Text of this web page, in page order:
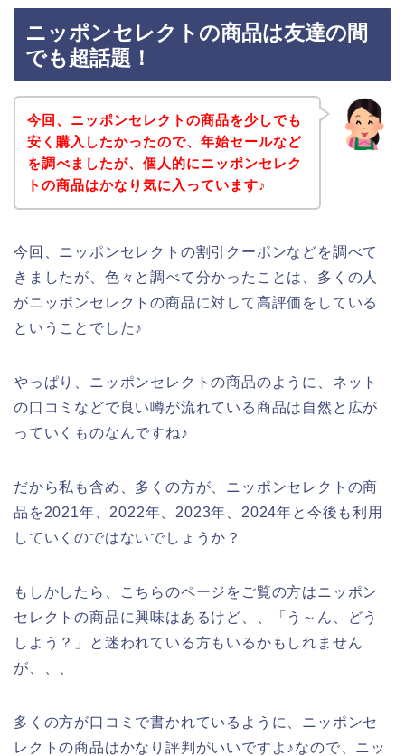
ニッポンセレクトの商品は友達の間
でも超話題！
今回、ニッポンセレクトの商品を少しでも
安く購入したかったので、年始セールなど
を調べましたが、個人的にニッポンセレク
トの商品はかなり気に入っています♪
今回、ニッポンセレクトの割引クーポンなどを調べて
きましたが、色々と調べて分かったことは、多くの人
がニッポンセレクトの商品に対して高評価をしている
ということでした♪
やっぱり、ニッポンセレクトの商品のように、ネット
の口コミなどで良い噂が流れている商品は自然と広が
っていくものなんですね♪
だから私も含め、多くの方が、ニッポンセレクトの商
品を2021年、2022年、2023年、2024年と今後も利用
していくのではないでしょうか？
もしかしたら、こちらのページをご覧の方はニッポン
セレクトの商品に興味はあるけど、、「う～ん、どう
しよう？」と迷われている方もいるかもしれません
が、、、
多くの方が口コミで書かれているように、ニッポンセ
レクトの商品はかなり評判がいいですよ♪なので、ニッ